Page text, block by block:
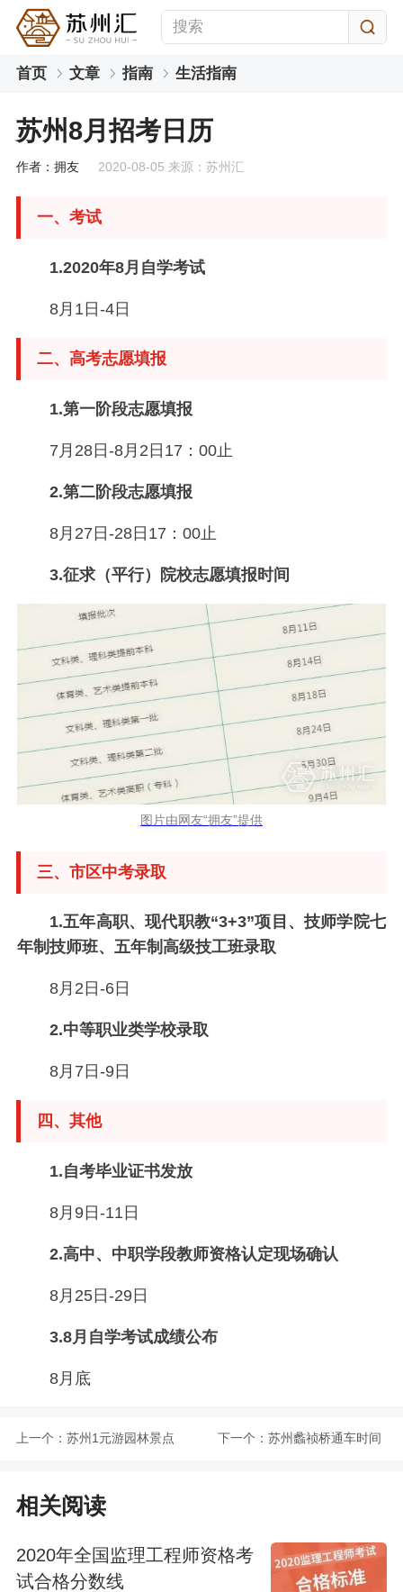
首页 文章 指南 生活指南
苏州8月招考日历
作者：拥友 2020-08-05 来源：苏州汇
一、考试
1.2020年8月自学考试
8月1日-4日
二、高考志愿填报
1.第一阶段志愿填报
7月28日-8月2日17：00止
2.第二阶段志愿填报
8月27日-28日17：00止
3.征求（平行）院校志愿填报时间
图片由网友“拥友”提供
三、市区中考录取
1.五年高职、现代职教“3+3”项目、技师学院七
年制技师班、五年制高级技工班录取
8月2日-6日
2.中等职业类学校录取
8月7日-9日
四、其他
1.自考毕业证书发放
8月9日-11日
2.高中、中职学段教师资格认定现场确认
8月25日-29日
3.8月自学考试成绩公布
8月底
上一个： 苏州1元游园林景点 下一个： 苏州蠡祯桥通车时间
相关阅读
2020年全国监理工程师资格考
试合格分数线